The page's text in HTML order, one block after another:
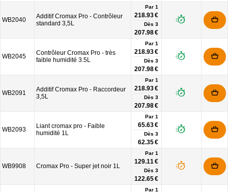
WB2040
Additif Cromax Pro - Contrôleur
standard 3,5L
Par 1
218.93 €
Dès 3
207.98 €
WB2045
Contrôleur Cromax Pro - très
faible humidité 3.5L
Par 1
218.93 €
Dès 3
207.98 €
WB2091
Additif Cromax Pro - Raccordeur
3,5L
Par 1
218.93 €
Dès 3
207.98 €
WB2093
Liant cromax pro - Faible
humidité 1L
Par 1
65.63 €
Dès 3
62.35 €
WB9908 Cromax Pro - Super jet noir 1L
Par 1
129.11 €
Dès 3
122.65 €
Par 1